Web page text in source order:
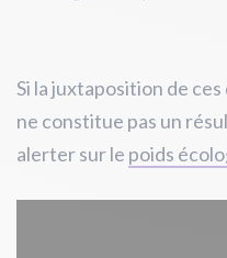
Si la juxtaposition de
ne constitue pas un
alerter sur le poids